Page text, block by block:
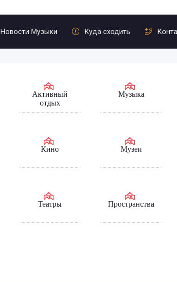
Новости Музыки Куда сходить
Активный
отдых
Музыка
Кино Музеи
Театры Пространства